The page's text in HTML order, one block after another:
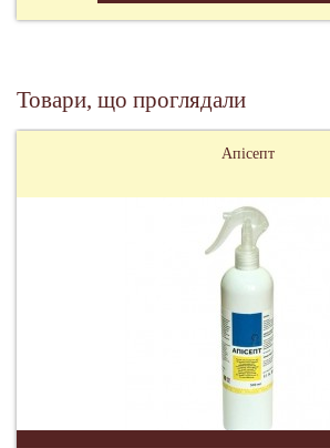
Товари, що проглядали
Апісепт